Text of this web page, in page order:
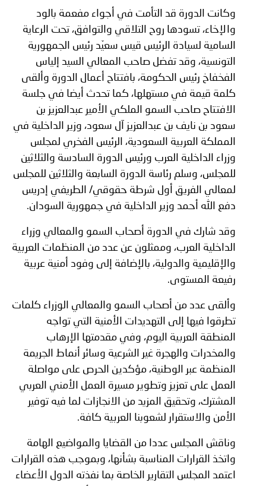
وكانت الدورة قد التأمت في أجواء مفعمة بالود
والإخاء، تسودها روح التلاقي والتوافق، تحت الرعاية
السامية لسيادة الرئيس قيس سعيّد رئيس الجمهورية
التونسية، وقد تفضل صاحب المعالي السيد إلياس
الفخفاخ رئيس الحكومة، بافتتاح أعمال الدورة وألقى
كلمة قيمة في مستهلها، كما تحدث أيضا في جلسة
الافتتاح صاحب السمو الملكي الأمير عبدالعزيز بن
سعود بن نايف بن عبدالعزيز آل سعود، وزير الداخلية في
المملكة العربية السعودية، الرئيس الفخري لمجلس
وزراء الداخلية العرب ورئيس الدورة السادسة والثلاثين
للمجلس، وسلم رئاسة الدورة السابعة والثلاثين للمجلس
لمعالي الفريق أول شرطة حقوقي/ الطريفي إدريس
دفع الله أحمد وزير الداخلية في جمهورية السودان.
وقد شارك في الدورة أصحاب السمو والمعالي وزراء
الداخلية العرب، وممثلون عن عدد من المنظمات العربية
والإقليمية والدولية، بالإضافة إلى وفود أمنية عربية
رفيعة المستوى.
وألقى عدد من أصحاب السمو والمعالي الوزراء كلمات
تطرقوا فيها إلى التهديدات الأمنية التي تواجه
المنطقة العربية اليوم، وفي مقدمتها الإرهاب
والمخدرات والهجرة غير الشرعية وسائر أنماط الجريمة
المنظمة عبر الوطنية، مؤكدين الحرص على مواصلة
العمل على تعزيز وتطوير مسيرة العمل الأمني العربي
المشترك، وتحقيق المزيد من الانجازات لما فيه توفير
الأمن والاستقرار لشعوبنا العربية كافة.
وناقش المجلس عددا من القضايا والمواضيع الهامة
واتخذ القرارات المناسبة بشأنها، وبموجب هذه القرارات
اعتمد المجلس التقارير الخاصة بما نفذته الدول الأعضاء